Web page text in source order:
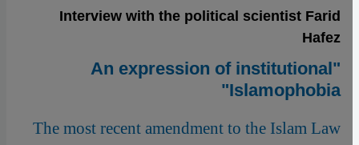
Interview with the political scientist Farid
Hafez
"An expression of institutional
Islamophobia"
The most recent amendment to the Islam Law